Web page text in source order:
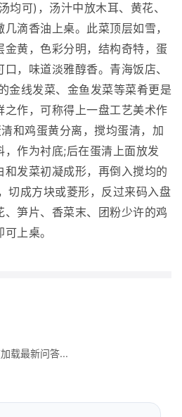
均可)，汤汁中放木耳、黄花、
滴香油上桌。此菜顶层如雪，
黄，色彩分明，结构奇特，蛋
，味道淡雅醇香。青海饭店、
金线发菜、金鱼发菜等菜肴更是
作，可称得上一盘工艺美术作
和鸡蛋黄分离，搅均蛋清，加
作为衬底;后在蛋清上面放发
发菜初凝成形，再倒入搅均的
切成方块或菱形，反过来码入盘
笋片、香菜末、团粉少许的鸡
上桌。
载最新问答...